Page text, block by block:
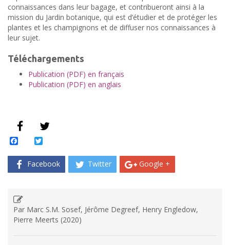
connaissances dans leur bagage, et contribueront ainsi à la
mission du Jardin botanique, qui est d’étudier et de protéger les
plantes et les champignons et de diffuser nos connaissances à
leur sujet.
Téléchargements
Publication (PDF) en français
Publication (PDF) en anglais
Facebook
Facebook Twitter Google +
Par Marc S.M. Sosef, Jérôme Degreef, Henry Engledow,
Pierre Meerts (2020)